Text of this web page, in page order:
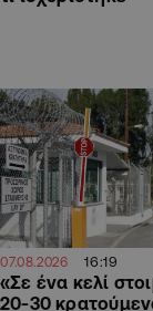
07.08.2026 16:19
«Σε ένα κελί
20-30